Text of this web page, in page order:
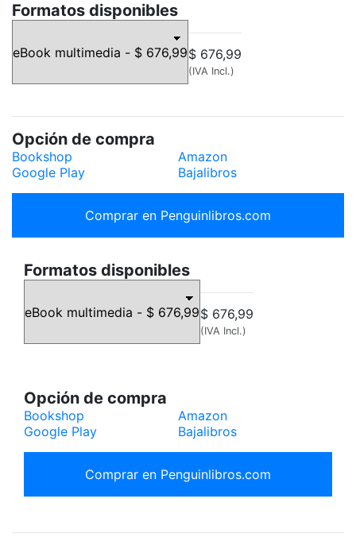
Formatos disponibles
$ 676,99
(IVA Incl.)
Opción de compra
Bookshop
Amazon
Google Play
Bajalibros
Comprar en Penguinlibros.com
Formatos disponibles
$ 676,99
(IVA Incl.)
Opción de compra
Bookshop
Amazon
Google Play
Bajalibros
Comprar en Penguinlibros.com